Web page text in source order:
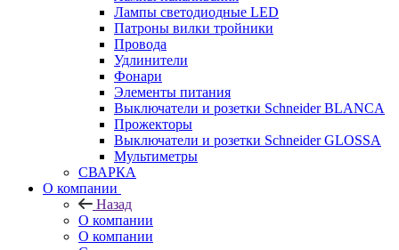
Лампы светодиодные LED
Патроны вилки тройники
Провода
Удлинители
Фонари
Элементы питания
Выключатели и розетки Schneider BLANCA
Прожекторы
Выключатели и розетки Schneider GLOSSA
Мультиметры
СВАРКА
О компании
Назад
О компании
О компании